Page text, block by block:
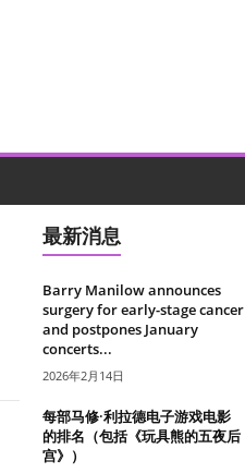
最新消息
Barry Manilow announces
surgery for early-stage cancer
and postpones January
concerts...
2026年2月14日
每部马修·利拉德电子游戏电影
的排名（包括《玩具熊的五夜后
宫》）